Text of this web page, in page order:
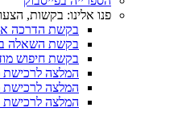
פנו אלינו: בקשות,
בקשת הדרכה
בקשת השאלה
בקשת חיפוש
המלצה לרכישת
המלצה לרכישת
המלצה לרכישת